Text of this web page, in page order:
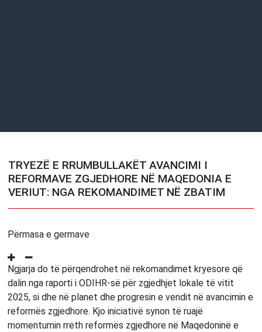
TRYEZË E RRUMBULLAKËT AVANCIMI I
REFORMAVE ZGJEDHORE NË MAQEDONIA E
VERIUT: NGA REKOMANDIMET NË ZBATIM
Përmasa e germave
Ngjarja do të përqendrohet në rekomandimet kryesore që
dalin nga raporti i ODIHR-së për zgjedhjet lokale të vitit
2025, si dhe në planet dhe progresin e vendit në avancimin e
reformës zgjedhore. Kjo iniciativë synon të ruajë
momentumin rreth reformës zgjedhore në Maqedoninë e